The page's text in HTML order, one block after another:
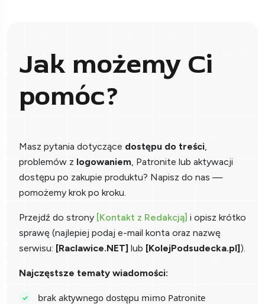
Jak możemy Ci
pomóc?
Masz pytania dotyczące dostępu do treści,
problemów z logowaniem, Patronite lub aktywacji
dostępu po zakupie produktu? Napisz do nas —
pomożemy krok po kroku.
Przejdź do strony [Kontakt z Redakcją] i opisz krótko
sprawę (najlepiej podaj e-mail konta oraz nazwę
serwisu: [Raclawice.NET] lub [KolejPodsudecka.pl]).
Najczęstsze tematy wiadomości:
brak aktywnego dostępu mimo Patronite